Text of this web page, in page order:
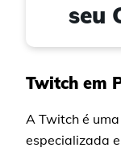
seu
Twitch em
A Twitch é
especializada